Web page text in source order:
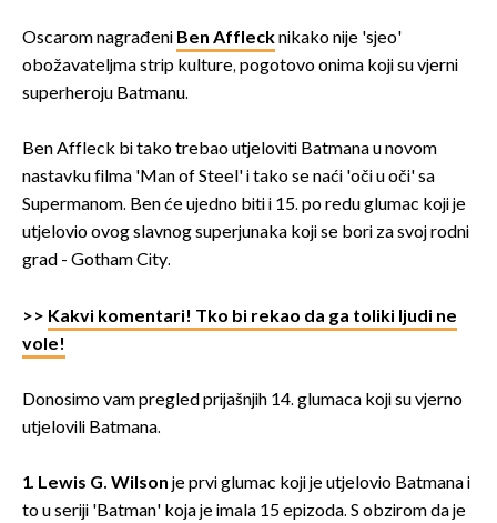
Oscarom nagrađeni Ben Afflecknikako nije 'sjeo'
obožavateljma strip kulture, pogotovo onima koji su vjerni
superheroju Batmanu.
Ben Affleck bi tako trebao utjeloviti Batmana u novom
nastavku filma 'Man of Steel' i tako se naći 'oči u oči' sa
Supermanom. Ben će ujedno biti i 15. po redu glumac koji je
utjelovio ovog slavnog superjunaka koji se bori za svoj rodni
grad - Gotham City.
>> Kakvi komentari! Tko bi rekao da ga toliki ljudi ne
vole!
Donosimo vam pregled prijašnjih 14. glumaca koji su vjerno
utjelovili Batmana.
1. Lewis G. Wilson je prvi glumac koji je utjelovio Batmana i
to u seriji 'Batman' koja je imala 15 epizoda. S obzirom da je